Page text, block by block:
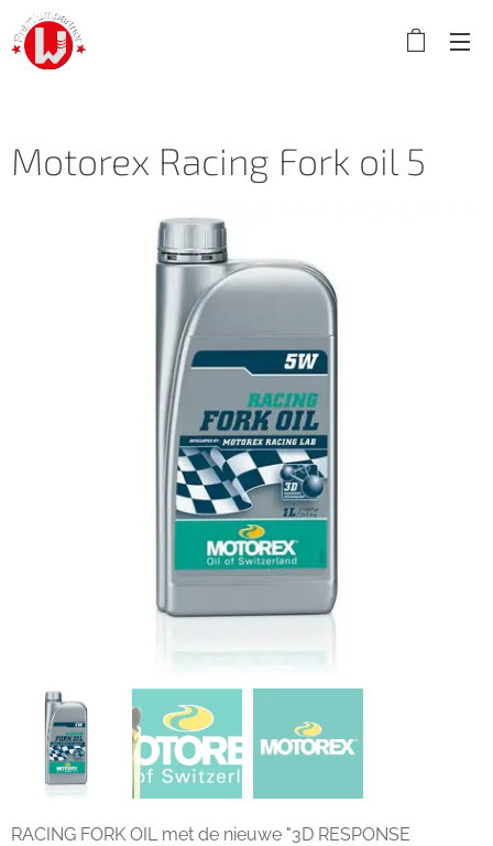
Motorex Racing Fork oil 5
RACING FORK OIL met de nieuwe "3D RESPONSE